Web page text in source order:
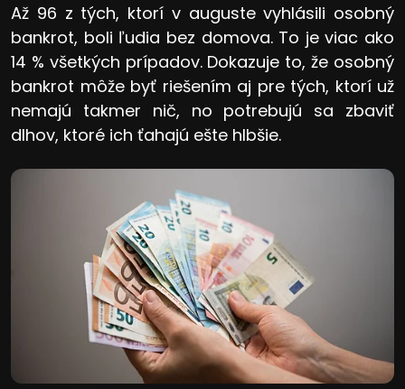
Až 96 z tých, ktorí v auguste vyhlásili osobný
bankrot, boli ľudia bez domova. To je viac ako
14 % všetkých prípadov. Dokazuje to, že osobný
bankrot môže byť riešením aj pre tých, ktorí už
nemajú takmer nič, no potrebujú sa zbaviť
dlhov, ktoré ich ťahajú ešte hlbšie.